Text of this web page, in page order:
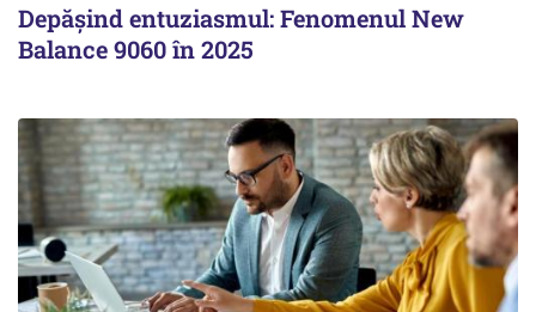
Depășind entuziasmul: Fenomenul New
Balance 9060 în 2025